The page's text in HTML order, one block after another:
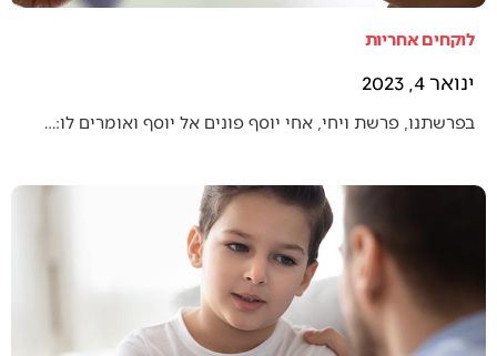
לוקחים אחריות
ינואר 4, 2023
בפרשתנו, פרשת ויחי, אחי יוסף פונים אל יוסף ואומרים לו:…